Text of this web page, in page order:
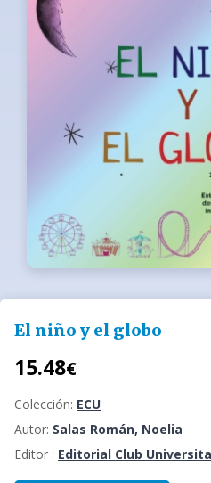
El niño y el globo
15.48€
Colección: ECU
Autor: Salas Román, Noelia
Editor : Editorial Club